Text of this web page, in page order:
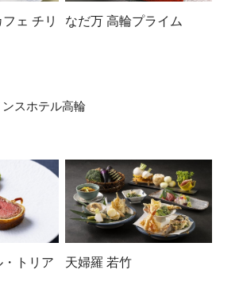
ェ チリ
なだ万 高輪プライム
スホテル高輪
トリア
天婦羅 若竹